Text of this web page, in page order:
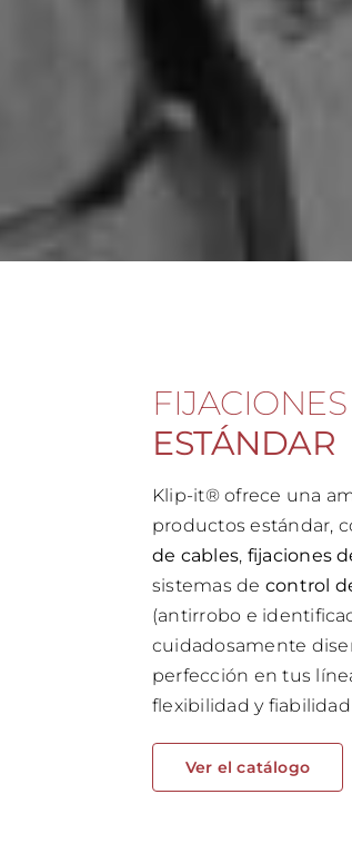
FIJACIONES
ESTÁNDAR
Klip-it® ofrece una
productos estándar,
de cables, fijaciones
sistemas de control
(antirrobo e
cuidadosamente
perfección en tus
flexibilidad y
Ver el catálogo